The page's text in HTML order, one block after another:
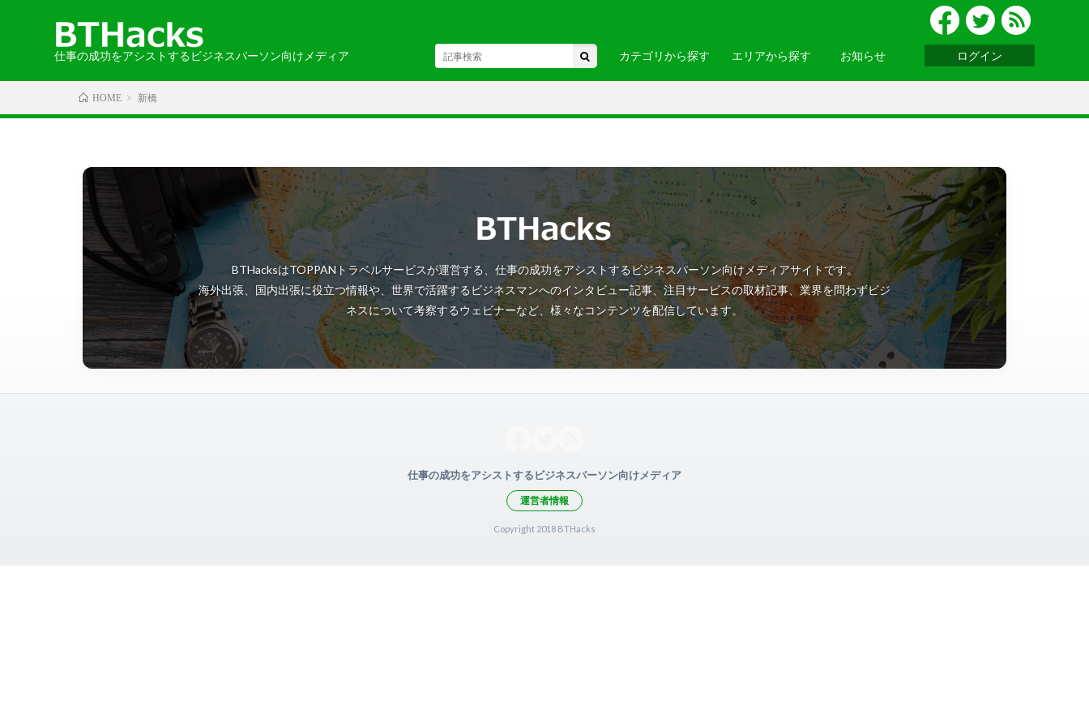
仕事の成功をアシストするビジネスパーソン向けメディア カテゴリから探す
カテゴリから探す 語学 駅・空港 お土産・グルメ 便利ツール
エリアから探す
エリアから探す ・北海道・東北 ・関東 ・中部・北陸 ・関西
・中国・四国 ・九州・沖縄 ・ヨーロッパ ・アジア
・北アメリカ ・アフリカ ・オセアニア ・南アメリカ
お知らせ
お知らせ 2024-05-30
ログイン
HOME 新橋
BTHacksはTOPPANトラベルサービスが運営する、仕事の成功をアシストするビジネスパーソン向けメディアサイトです。
海外出張、国内出張に役立つ情報や、世界で活躍するビジネスマンへのインタビュー記事、注目サービスの取材記事、業界を問わずビジ
ネスについて考察するウェビナーなど、様々なコンテンツを配信しています。
仕事の成功をアシストするビジネスパーソン向けメディア
運営者情報
Copyright 2018 BTHacks